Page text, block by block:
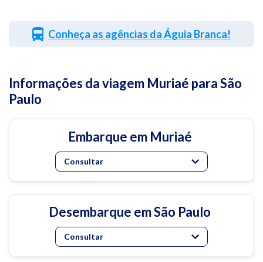
Conheça as agências da Águia Branca!
Informações da viagem Muriaé para São
Paulo
Embarque em Muriaé
Consultar
Desembarque em São Paulo
Consultar